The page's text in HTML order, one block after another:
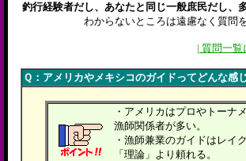
釣行経験者だし、あなたと同じ一般庶民だし、
わからないところは遠慮なく質問
| 質問一覧
Ｑ： アメリカやメキシコのガイドってどんな感
・アメリカはプロやトーナ
漁師関係者が多い。
・漁師兼業のガイドはレイ
「理論」より頼れる。